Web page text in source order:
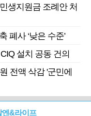
생지원금 조례안 처
폐사 ‘낮은 수준’
설치 공동 건의
전액 삭감 '군민에
엔&라이프